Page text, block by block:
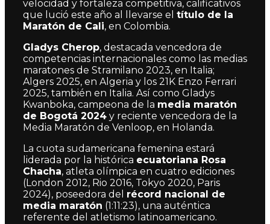
velocidad y fortaleza competitiva, calificativos
que lució este año al llevarse el título de la
Maratón de Cali, en Colombia.
Gladys Cherop, destacada vencedora de
competencias internacionales como las medias
maratones de Stramilano 2023, en Italia;
Algers 2025, en Algeria y los 21K Enzo Ferrari
2025, también en Italia. Así como Gladys
Kwanboka, campeona de la media maratón
de Bogotá 2024 y reciente vencedora de la
Media Maratón de Venloop, en Holanda.
La cuota sudamericana femenina estará
liderada por la histórica ecuatoriana Rosa
Chacha, atleta olímpica en cuatro ediciones
(London 2012, Rio 2016, Tokyo 2020, Paris
2024), poseedora del récord nacional de
media maratón (1:11:23), una auténtica
referente del atletismo latinoamericano.